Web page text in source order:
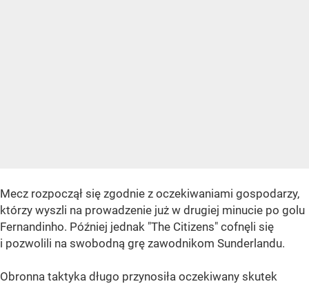
Mecz rozpoczął się zgodnie z oczekiwaniami gospodarzy,
którzy wyszli na prowadzenie już w drugiej minucie po golu
Fernandinho. Później jednak "The Citizens" cofnęli się
i pozwolili na swobodną grę zawodnikom Sunderlandu.
Obronna taktyka długo przynosiła oczekiwany skutek